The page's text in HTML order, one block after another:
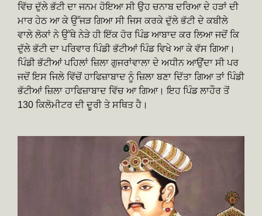
ਵਿੱਚ ਦੁੱਲੇ ਭੱਟੀ ਦਾ ਜਨਮ ਹੋਇਆ ਸੀ ਉਹ ਚਨਾਬ ਦਰਿਆ ਦੇ ਹੜਾਂ ਦੀ
ਮਾਰ ਹੇਠ ਆ ਕੇ ਉੱਜੜ ਗਿਆ ਸੀ ਜਿਸ ਕਰਕੇ ਦੁੱਲੇ ਭੱਟੀ ਦੇ ਕਬੀਲੇ
ਵਾਲੇ ਲੋਕਾਂ ਨੇ ਉੱਥੇ ਨੇੜੇ ਹੀ ਇੱਕ ਹੋਰ ਪਿੰਡ ਆਬਾਦ ਕਰ ਲਿਆ ਜਦੋਂ ਕਿ
ਦੁੱਲੇ ਭੱਟੀ ਦਾ ਪਰਿਵਾਰ ਪਿੰਡੀ ਭੱਟੀਆਂ ਪਿੰਡ ਵਿਖੇ ਆ ਕੇ ਵੱਸ ਗਿਆ।
ਪਿੰਡੀ ਭੱਟੀਆਂ ਪਹਿਲਾਂ ਜ਼ਿਲਾ ਗੁਜਰਾਂਵਾਲਾ ਦੇ ਅਧੀਨ ਆਉਂਦਾ ਸੀ ਪਰ
ਜਦੋਂ ਇਸ ਜਿਲੇ ਵਿੱਚੋਂ ਹਾਫਿਜ਼ਾਬਾਦ ਨੂੰ ਜ਼ਿਲਾ ਬਣਾ ਦਿੱਤਾ ਗਿਆ ਤਾਂ ਪਿੰਡੀ
ਭੱਟੀਆਂ ਜ਼ਿਲਾ ਹਾਫਿਜ਼ਾਬਾਦ ਵਿੱਚ ਆ ਗਿਆ। ਇਹ ਪਿੰਡ ਲਾਹੌਰ ਤੋਂ
130 ਕਿਲੋਮੀਟਰ ਦੀ ਦੂਰੀ ਤੇ ਸਥਿਤ ਹੈ।